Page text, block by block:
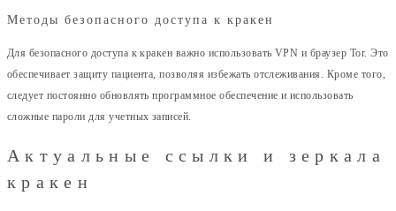
Методы безопасного доступа к кракен
Для безопасного доступа к кракен важно использовать VPN и браузер Tor. Это
обеспечивает защиту пациента, позволяя избежать отслеживания. Кроме того,
следует постоянно обновлять программное обеспечение и использовать
сложные пароли для учетных записей.
Актуальные ссылки и зеркала
кракен